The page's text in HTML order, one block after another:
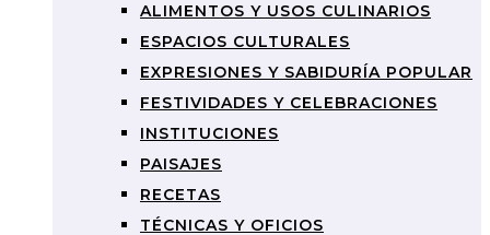
ALIMENTOS Y USOS CULINARIOS
ESPACIOS CULTURALES
EXPRESIONES Y SABIDURÍA POPULAR
FESTIVIDADES Y CELEBRACIONES
INSTITUCIONES
PAISAJES
RECETAS
TÉCNICAS Y OFICIOS